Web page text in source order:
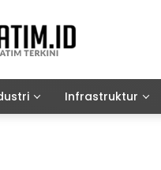
Infrastruktur